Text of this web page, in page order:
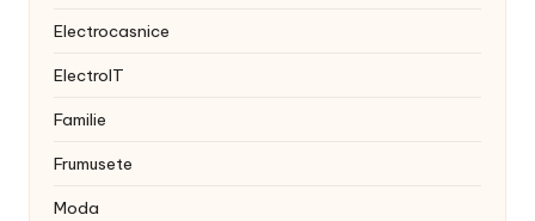
Electrocasnice
ElectroIT
Familie
Frumusete
Moda